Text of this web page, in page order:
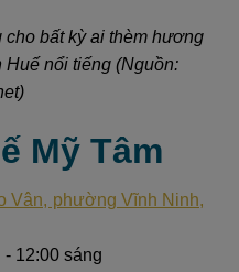
bất kỳ ai thèm hương
Huế nổi tiếng (Nguồn:
Mỹ Tâm
Vân, phường Vĩnh Ninh,
- 12:00 sáng